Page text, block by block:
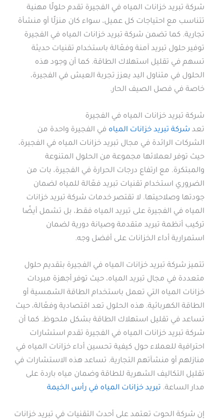
شركة تبريد خزانات المياه في الفجيرة تقدم حلولًا مهنية
تتناسب مع احتياجات كل عميل، سواء كان منزلًا أو منشأة
تجارية. كما تضمن شركة تبريد خزانات المياه في الفجيرة
توفير حلول تبريد آمنة وفعّالة باستخدام تقنيات حديثة
تسهم في تقليل استهلاك الطاقة. كما أن وجود هذه
الحلول في متناول اليد يعزز تجربة العيش في الفجيرة،
خاصة في فصل الصيف الحار.
شركة تبريد خزانات المياه في الفجيرة
تعد شركة تبريد خزانات المياه في الفجيرة واحدة من
الشركات الرائدة في مجال تبريد خزانات المياه في الفجيرة،
حيث توفر لعملائها مجموعة من الحلول المتنوعة
والمبتكرة. مع ارتفاع درجات الحرارة في الفجيرة، بات من
الضروري استخدام تقنيات تبريد فعّالة للمياه لضمان
جودتها وصلاحيتها. لا تقتصر خدمات شركة تبريد خزانات
المياه في الفجيرة على تبريد المياه فقط، بل تشمل أيضًا
تركيب أنظمة تبريد متقدمة وصيانة دورية لضمان
استمرارية أداء الخزانات على أفضل وجه.
تتميز شركة تبريد خزانات المياه في الفجيرة بتقديم حلول
متعددة في مجال تبريد المياه، حيث توفر أجهزة مبردات
خزانات المياه التي تعمل باستخدام الطاقة الشمسية أو
الطاقة الكهربائية. هذه الحلول تعد اقتصادية وفعّالة، حيث
تساعد في تقليل استهلاك الطاقة بشكل ملحوظ. كما أن
شركة تبريد خزانات المياه في الفجيرة تقدم استشارات
احترافية للعملاء حول كيفية تحسين أداء خزانات المياه في
منازلهم أو منشآتهم التجارية. تساعد هذه الاستشارات في
تقليل التكاليف الشهرية للطاقة وضمان مياه باردة على
مدار الساعة. تبريد خزانات المياه في رأس الخيمة
إن شركة الحوت تعتمد على أحدث التقنيات في تبريد خزانات